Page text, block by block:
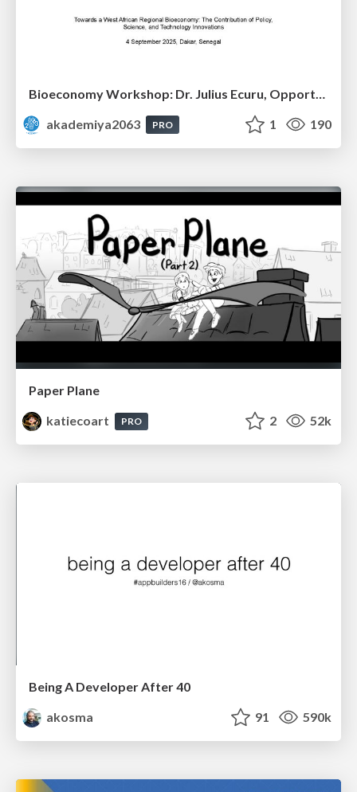
akademiya2063
PRO 1 190
Paper Plane
katiecoart
PRO 2 52k
Being A Developer After 40
akosma
91 590k